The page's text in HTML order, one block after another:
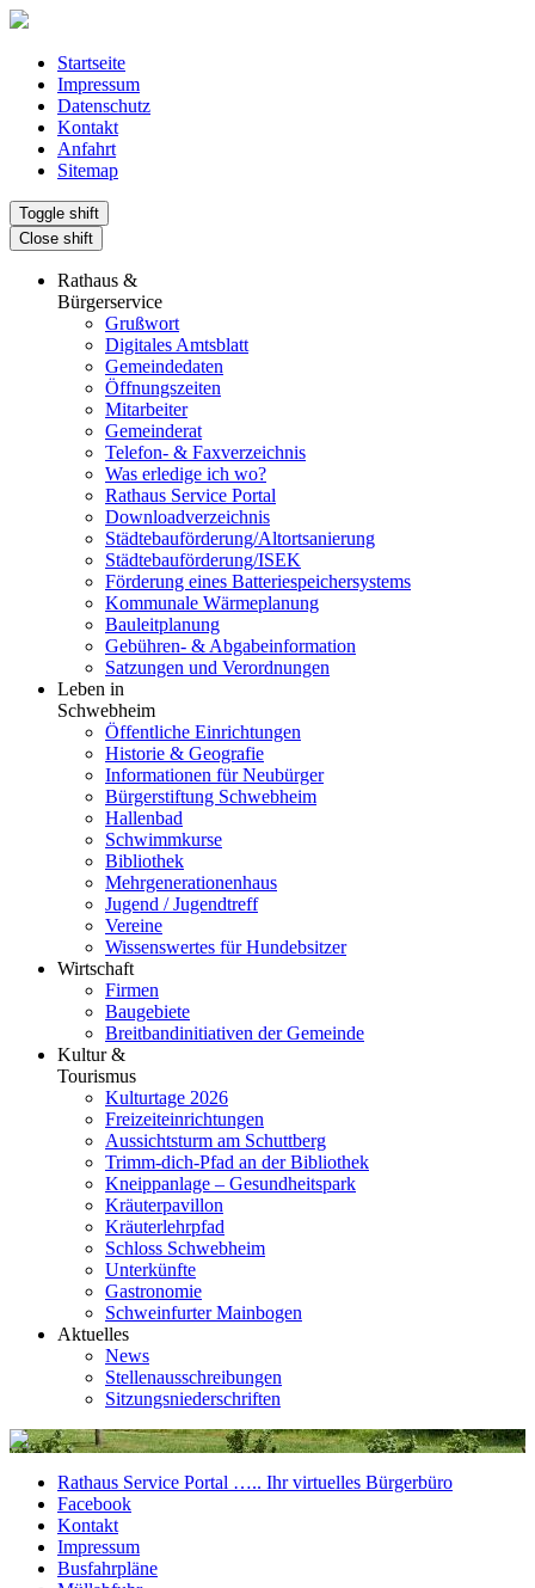
Startseite
Impressum
Datenschutz
Kontakt
Anfahrt
Sitemap
Toggle shift
Close shift
Rathaus &
Bürgerservice
Grußwort
Digitales Amtsblatt
Gemeindedaten
Öffnungszeiten
Mitarbeiter
Gemeinderat
Telefon- & Faxverzeichnis
Was erledige ich wo?
Rathaus Service Portal
Downloadverzeichnis
Städtebauförderung/Altortsanierung
Städtebauförderung/ISEK
Förderung eines Batteriespeichersystems
Kommunale Wärmeplanung
Bauleitplanung
Gebühren- & Abgabeinformation
Satzungen und Verordnungen
Leben in
Schwebheim
Öffentliche Einrichtungen
Historie & Geografie
Informationen für Neubürger
Bürgerstiftung Schwebheim
Hallenbad
Schwimmkurse
Bibliothek
Mehrgenerationenhaus
Jugend / Jugendtreff
Vereine
Wissenswertes für Hundebsitzer
Wirtschaft
Firmen
Baugebiete
Breitbandinitiativen der Gemeinde
Kultur &
Tourismus
Kulturtage 2026
Freizeiteinrichtungen
Aussichtsturm am Schuttberg
Trimm-dich-Pfad an der Bibliothek
Kneippanlage – Gesundheitspark
Kräuterpavillon
Kräuterlehrpfad
Schloss Schwebheim
Unterkünfte
Gastronomie
Schweinfurter Mainbogen
Aktuelles
News
Stellenausschreibungen
Sitzungsniederschriften
Rathaus Service Portal ….. Ihr virtuelles Bürgerbüro
Facebook
Kontakt
Impressum
Busfahrpläne